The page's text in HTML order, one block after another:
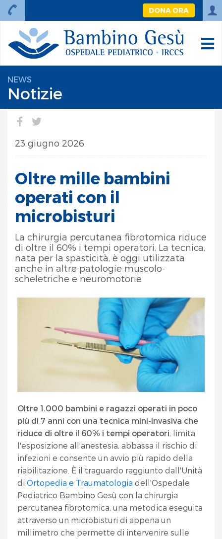
DONA ORA
NEWS
Notizie
23 giugno 2026
Oltre mille bambini
operati con il
microbisturi
La chirurgia percutanea fibrotomica riduce
di oltre il 60% i tempi operatori. La tecnica,
nata per la spasticità, è oggi utilizzata
anche in altre patologie muscolo-
scheletriche e neuromotorie
Oltre 1.000 bambini e ragazzi operati in poco
più di 7 anni con una tecnica mini-invasiva che
riduce di oltre il 60% i tempi operatori, limita
l'esposizione all'anestesia, abbassa il rischio di
infezioni e consente un avvio più rapido della
riabilitazione. È il traguardo raggiunto dall'Unità
di Ortopedia e Traumatologia dell'Ospedale
Pediatrico Bambino Gesù con la chirurgia
percutanea fibrotomica, una metodica eseguita
attraverso un microbisturi di appena un
millimetro che permette di intervenire sulle